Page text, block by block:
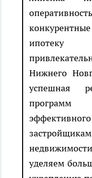
ипотеку
Нижнего
успешная
уделяем